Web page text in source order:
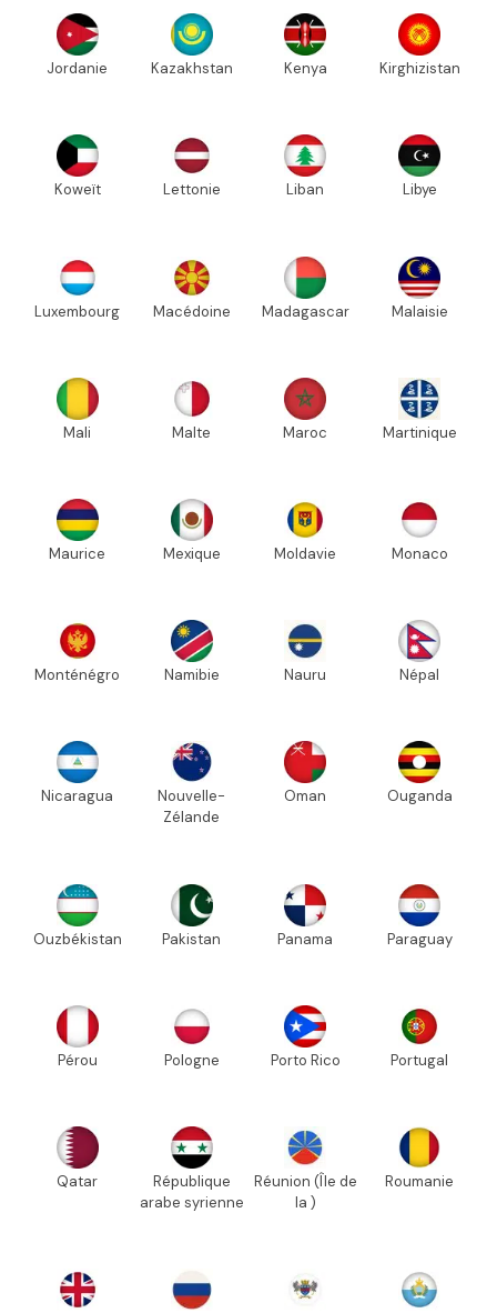
Jordanie Kazakhstan Kenya Kirghizistan
Koweït Lettonie Liban Libye
Luxembourg Macédoine Madagascar Malaisie
Mali Malte Maroc Martinique
Maurice Mexique Moldavie Monaco
Monténégro Namibie Nauru Népal
Nicaragua
Nouvelle-
Zélande
Oman Ouganda
Ouzbékistan Pakistan Panama Paraguay
Pérou Pologne Porto Rico Portugal
Qatar
République
arabe syrienne
Réunion (Île de
la )
Roumanie